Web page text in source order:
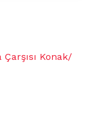
Konak/